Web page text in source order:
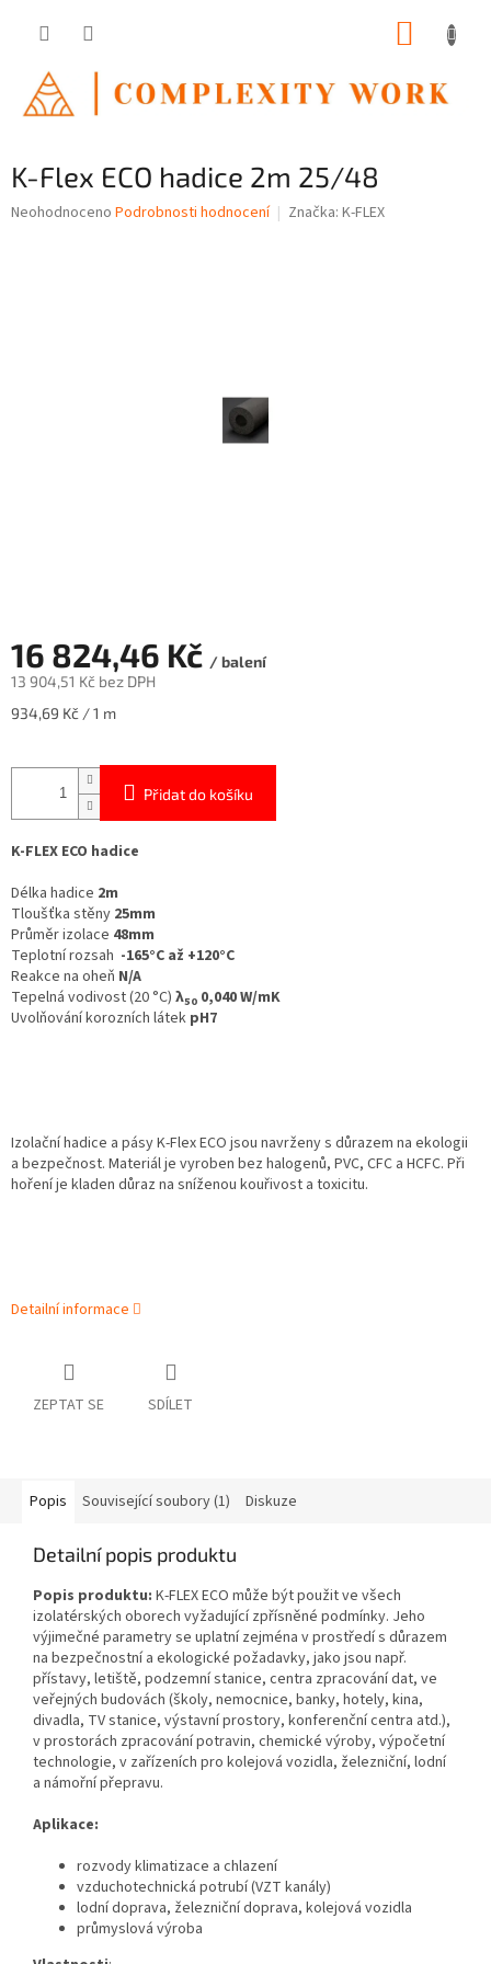
K-Flex ECO hadice 2m 25/48
Průměrné
Neohodnoceno Podrobnosti hodnocení Značka: K-FLEX
16 824,46 Kč / balení
13 904,51 Kč bez DPH
Měrná
934,69 Kč / 1 m
Přidat do košíku
K-FLEX ECO hadice
Délka hadice 2m
Tloušťka stěny 25mm
Průměr izolace 48mm
Teplotní rozsah -165°C až +120°C
Reakce na oheň N/A
Tepelná vodivost (20 °C) λ50 0,040 W/mK
Uvolňování korozních látek pH7
Izolační hadice a pásy K‑Flex ECO jsou navrženy s důrazem na ekologii
a bezpečnost. Materiál je vyroben bez halogenů, PVC, CFC a HCFC. Při
hoření je kladen důraz na sníženou kouřivost a toxicitu.
Detailní informace
ZEPTAT SE SDÍLET
Popis Související soubory (1) Diskuze
Detailní popis produktu
Popis produktu: K‑FLEX ECO může být použit ve všech
izolatérských oborech vyžadující zpřísněné podmínky. Jeho
výjimečné parametry se uplatní zejména v prostředí s důrazem
na bezpečnostní a ekologické požadavky, jako jsou např.
přístavy, letiště, podzemní stanice, centra zpracování dat, ve
veřejných budovách (školy, nemocnice, banky, hotely, kina,
divadla, TV stanice, výstavní prostory, konferenční centra atd.),
v prostorách zpracování potravin, chemické výroby, výpočetní
technologie, v zařízeních pro kolejová vozidla, železniční, lodní
a námořní přepravu.
Aplikace:
rozvody klimatizace a chlazení
vzduchotechnická potrubí (VZT kanály)
lodní doprava, železniční doprava, kolejová vozidla
průmyslová výroba